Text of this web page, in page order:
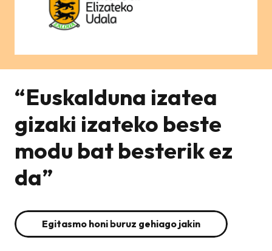
“Euskalduna izatea
gizaki izateko beste
modu bat besterik ez
da”
Egitasmo honi buruz gehiago jakin